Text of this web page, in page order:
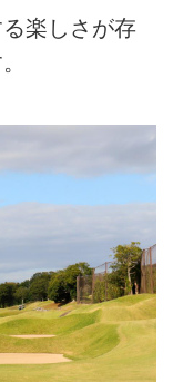
楽しさが存